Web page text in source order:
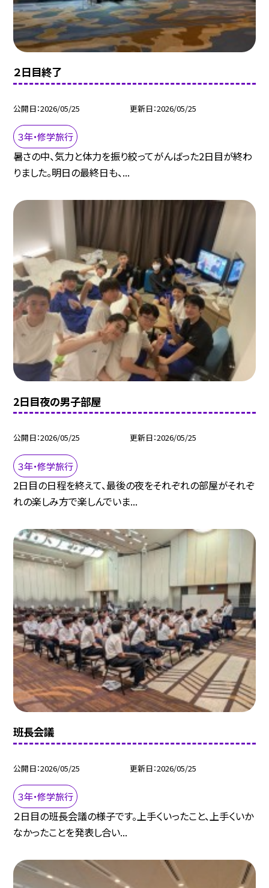
２日目終了
公開日 2026/05/25 更新日 2026/05/25
３年・修学旅行
暑さの中、気力と体力を振り絞ってがんばった2日目が終わ
りました。明日の最終日も、...
2日目夜の男子部屋
公開日 2026/05/25 更新日 2026/05/25
３年・修学旅行
2日目の日程を終えて、最後の夜をそれぞれの部屋がそれぞ
れの楽しみ方で楽しんでいま...
班長会議
公開日 2026/05/25 更新日 2026/05/25
３年・修学旅行
２日目の班長会議の様子です。上手くいったこと、上手くいか
なかったことを発表し合い...